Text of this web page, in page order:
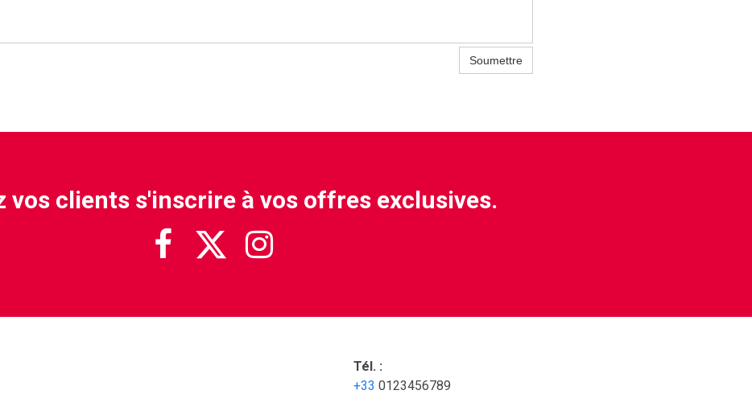
Soumettre
vos clients s'inscrire à vos offres exclusives.
  
Tél. :
+33 0123456789